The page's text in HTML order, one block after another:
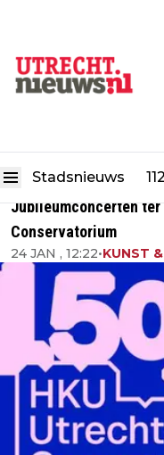
Stadsnieuws 112
Jubileumconcerten ter
Conservatorium
24 JAN , 12:22•KUNST